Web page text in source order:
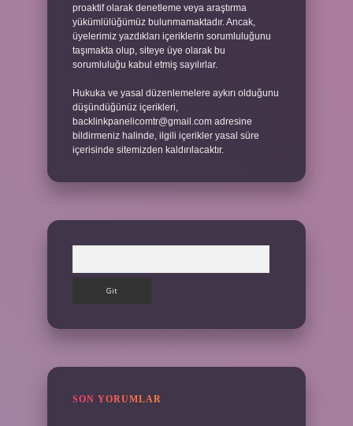
proaktif olarak denetleme veya araştırma
yükümlülüğümüz bulunmamaktadır. Ancak,
üyelerimiz yazdıkları içeriklerin sorumluluğunu
taşımakta olup, siteye üye olarak bu
sorumluluğu kabul etmiş sayılırlar.
Hukuka ve yasal düzenlemelere aykırı olduğunu
düşündüğünüz içerikleri,
backlinkpanelicomtr@gmail.com adresine
bildirmeniz halinde, ilgili içerikler yasal süre
içerisinde sitemizden kaldırılacaktır.
SON YORUMLAR